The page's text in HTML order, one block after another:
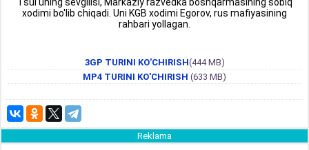
xodimi bo'lib chiqadi. Uni KGB xodimi Egorov, rus mafiyasining
rahbari yollagan.
3GP TURINI KO'CHIRISH(444 MB)
MP4 TURINI KO'CHIRISH (633 MB)
Reklama